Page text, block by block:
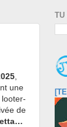
,
une
de
TU